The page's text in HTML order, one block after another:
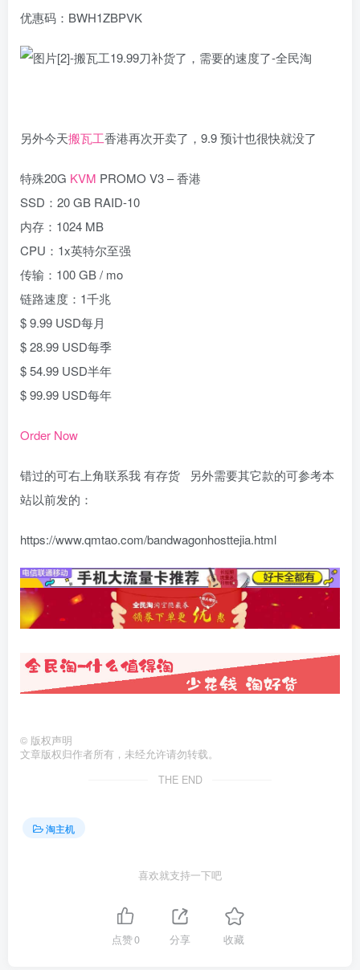
优惠码：BWH1ZBPVK
另外今天搬瓦工香港再次开卖了，9.9 预计也很快就没了
特殊20G KVM PROMO V3 – 香港
SSD：20 GB RAID-10
内存：1024 MB
CPU：1x英特尔至强
传输：100 GB / mo
链路速度：1千兆
$ 9.99 USD每月
$ 28.99 USD每季
$ 54.99 USD半年
$ 99.99 USD每年
Order Now
错过的可右上角联系我 有存货 另外需要其它款的可参考本
站以前发的：
https://www.qmtao.com/bandwagonhosttejia.html
© 版权声明
文章版权归作者所有，未经允许请勿转载。
THE END
淘主机
喜欢就支持一下吧
点赞0 分享 收藏